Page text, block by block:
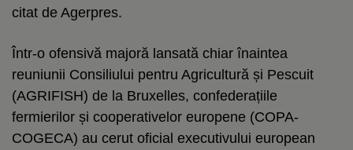
citat de Agerpres.
Într-o ofensivă majoră lansată chiar înaintea
reuniunii Consiliului pentru Agricultură și Pescuit
(AGRIFISH) de la Bruxelles, confederațiile
fermierilor și cooperativelor europene (COPA-
COGECA) au cerut oficial executivului european